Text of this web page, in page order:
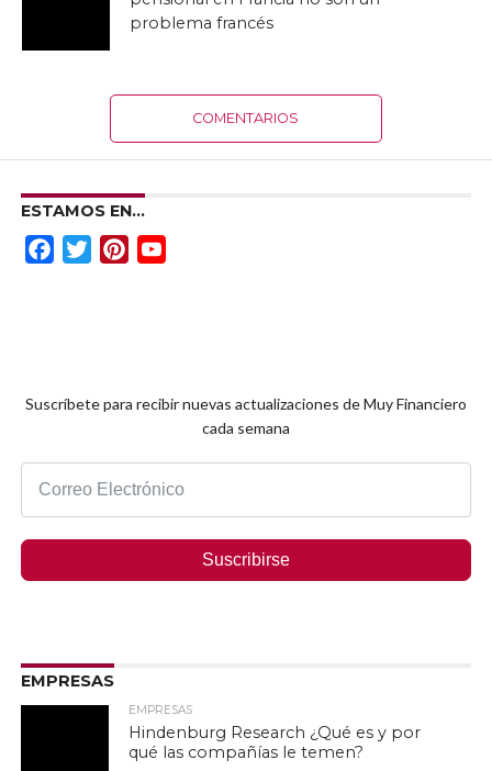
problema francés
COMENTARIOS
ESTAMOS EN…
FacebookTwitterPinterest
Suscríbete para recibir nuevas actualizaciones de Muy Financiero
cada semana
Suscribirse
EMPRESAS
EMPRESAS
Hindenburg Research ¿Qué es y por
qué las compañías le temen?